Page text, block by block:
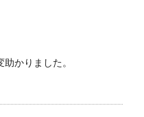
かりました。